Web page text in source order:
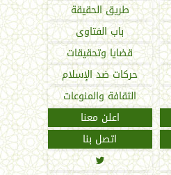
طريق الحقيقة
باب الفتاوى
قضايا وتحقيقات
حركات ضد الإسلام
الثقافة والمنوعات
اعلن معنا
اتصل بنا
